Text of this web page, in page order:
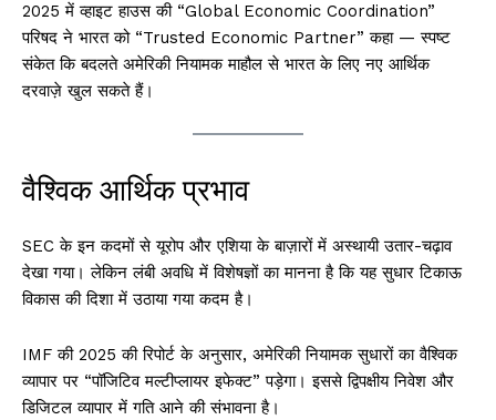
2025 में व्हाइट हाउस की “Global Economic Coordination”
परिषद ने भारत को “Trusted Economic Partner” कहा — स्पष्ट
संकेत कि बदलते अमेरिकी नियामक माहौल से भारत के लिए नए आर्थिक
दरवाज़े खुल सकते हैं।
वैश्विक आर्थिक प्रभाव
SEC के इन कदमों से यूरोप और एशिया के बाज़ारों में अस्थायी उतार-चढ़ाव
देखा गया। लेकिन लंबी अवधि में विशेषज्ञों का मानना है कि यह सुधार टिकाऊ
विकास की दिशा में उठाया गया कदम है।
IMF की 2025 की रिपोर्ट के अनुसार, अमेरिकी नियामक सुधारों का वैश्विक
व्यापार पर “पॉजिटिव मल्टीप्लायर इफेक्ट” पड़ेगा। इससे द्विपक्षीय निवेश और
डिजिटल व्यापार में गति आने की संभावना है।